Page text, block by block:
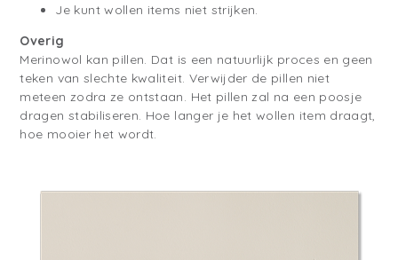
Je kunt wollen items niet strijken.
Overig
Merinowol kan pillen. Dat is een natuurlijk proces en geen
teken van slechte kwaliteit. Verwijder de pillen niet
meteen zodra ze ontstaan. Het pillen zal na een poosje
dragen stabiliseren. Hoe langer je het wollen item draagt,
hoe mooier het wordt.